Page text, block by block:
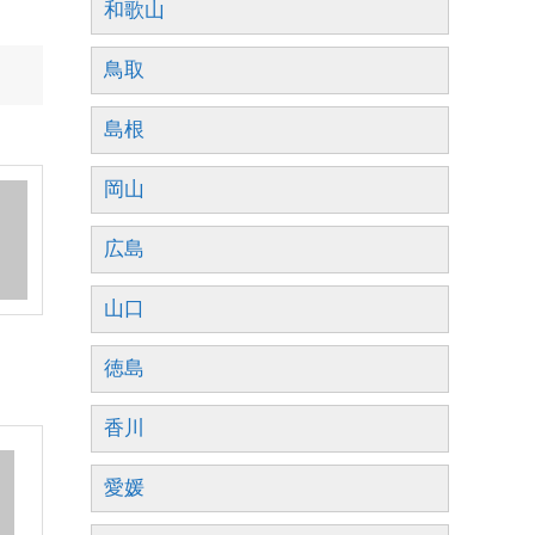
和歌山
鳥取
島根
岡山
広島
山口
徳島
香川
愛媛